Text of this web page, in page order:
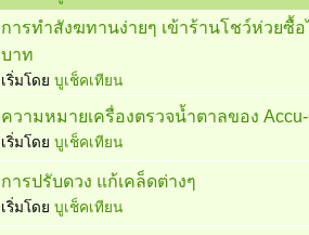
การทำสังฆทานง่ายๆ เข้าร้านโชว์ห่วยซื้อ
บาท
เริ่มโดย บูเช็คเทียน
ความหมายเครื่องตรวจน้ำตาลของ
เริ่มโดย บูเช็คเทียน
การปรับดวง แก้เคล็ดต่างๆ
เริ่มโดย บูเช็คเทียน